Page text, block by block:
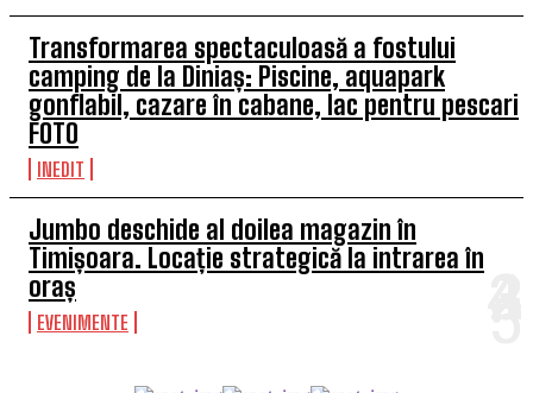
Transformarea spectaculoasă a fostului
camping de la Diniaș: Piscine, aquapark
gonflabil, cazare în cabane, lac pentru pescari
FOTO
INEDIT
Jumbo deschide al doilea magazin în
Timișoara. Locație strategică la intrarea în
oraș
EVENIMENTE